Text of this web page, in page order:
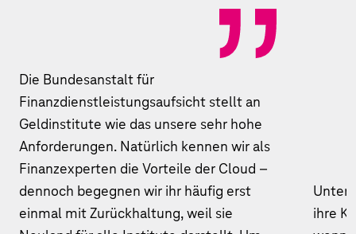
Die Bundesanstalt für
Finanzdienstleistungsaufsicht stellt an
Geldinstitute wie das unsere sehr hohe
Anforderungen. Natürlich kennen wir als
Finanzexperten die Vorteile der Cloud –
dennoch begegnen wir ihr häufig erst
einmal mit Zurückhaltung, weil sie
ihre